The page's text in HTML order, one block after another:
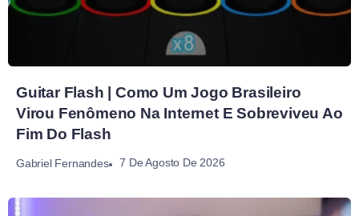
Guitar Flash | Como Um Jogo Brasileiro
Virou Fenômeno Na Internet E Sobreviveu Ao
Fim Do Flash
Gabriel Fernandes 7 De Agosto De 2026